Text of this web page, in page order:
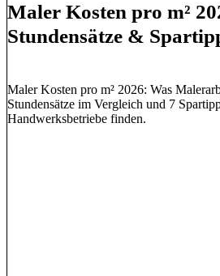
Maler Kosten pro m²
Stundensätze &
Maler Kosten pro m² 2026: Was
Stundensätze im Vergleich und 7
Handwerksbetriebe finden.